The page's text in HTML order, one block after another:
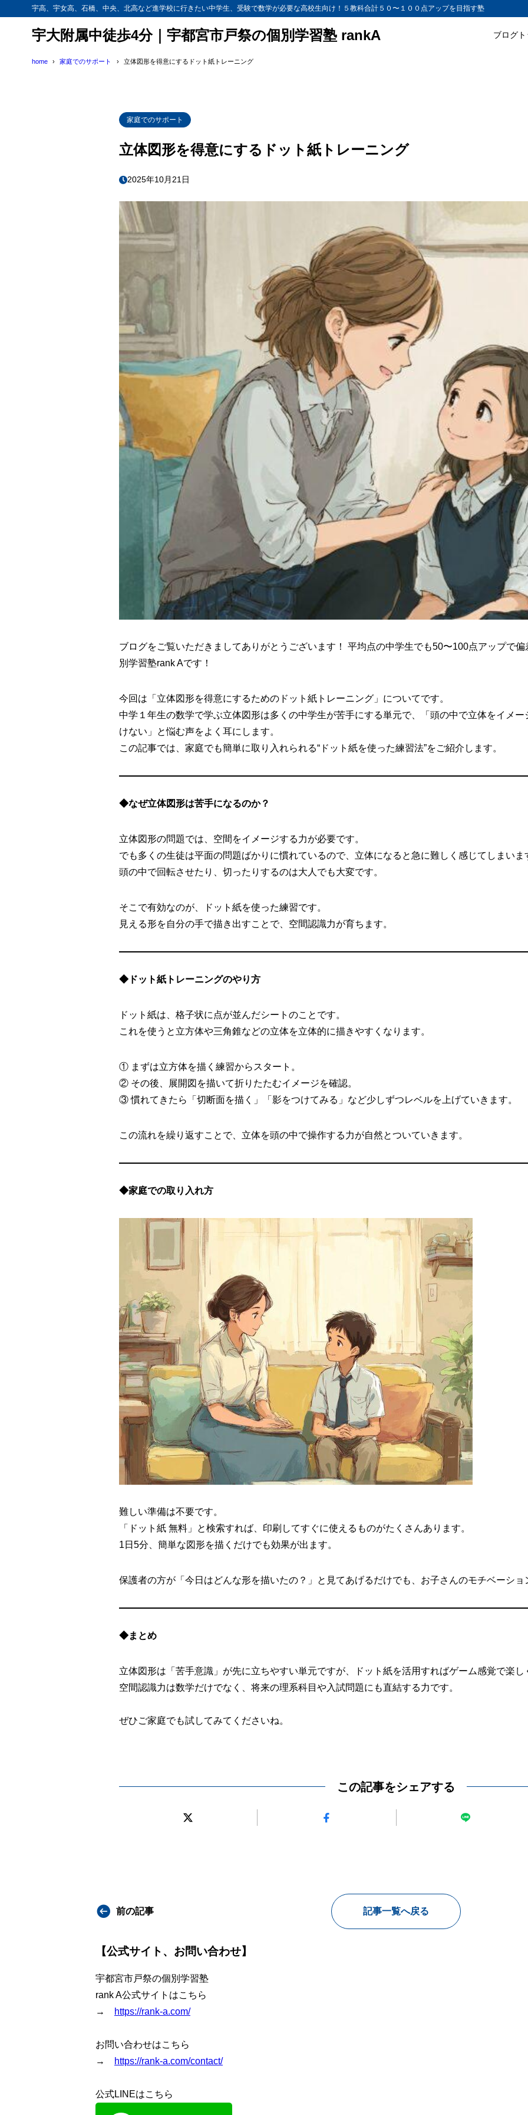
宇高、宇女高、石橋、中央、北高など進学校に行きたい中学生、受験で数学が必要な高校生向け！５教科合計５０〜１００点アップを目指す塾
宇大附属中徒歩4分｜宇都宮市戸祭の個別学習塾 rankA ブログト
home 家庭でのサポート 立体図形を得意にするドット紙トレーニング
家庭でのサポート
立体図形を得意にするドット紙トレーニング
2025年10月21日
ブログをご覧いただきましてありがとうございます！ 平均点の中学生でも50〜100点アップで
別学習塾rank Aです！
今回は「立体図形を得意にするためのドット紙トレーニング」についてです。
中学１年生の数学で学ぶ立体図形は多くの中学生が苦手にする単元で、「頭の中で立体をイメ
けない」と悩む声をよく耳にします。
この記事では、家庭でも簡単に取り入れられる“ドット紙を使った練習法”をご紹介します。
◆なぜ立体図形は苦手になるのか？
立体図形の問題では、空間をイメージする力が必要です。
でも多くの生徒は平面の問題ばかりに慣れているので、立体になると急に難しく感じてしまいま
頭の中で回転させたり、切ったりするのは大人でも大変です。
そこで有効なのが、ドット紙を使った練習です。
見える形を自分の手で描き出すことで、空間認識力が育ちます。
◆ドット紙トレーニングのやり方
ドット紙は、格子状に点が並んだシートのことです。
これを使うと立方体や三角錐などの立体を立体的に描きやすくなります。
① まずは立方体を描く練習からスタート。
② その後、展開図を描いて折りたたむイメージを確認。
③ 慣れてきたら「切断面を描く」「影をつけてみる」など少しずつレベルを上げていきます。
この流れを繰り返すことで、立体を頭の中で操作する力が自然とついていきます。
◆家庭での取り入れ方
難しい準備は不要です。
「ドット紙 無料」と検索すれば、印刷してすぐに使えるものがたくさんあります。
1日5分、簡単な図形を描くだけでも効果が出ます。
保護者の方が「今日はどんな形を描いたの？」と見てあげるだけでも、お子さんのモチベーショ
◆まとめ
立体図形は「苦手意識」が先に立ちやすい単元ですが、ドット紙を活用すればゲーム感覚で楽し
空間認識力は数学だけでなく、将来の理系科目や入試問題にも直結する力です。
ぜひご家庭でも試してみてくださいね。
この記事をシェアする
前の記事 記事一覧へ戻る
【公式サイト、お問い合わせ】
宇都宮市戸祭の個別学習塾
rank A公式サイトはこちら
→
https://rank-a.com/
お問い合わせはこちら
→
https://rank-a.com/contact/
公式LINEはこちら